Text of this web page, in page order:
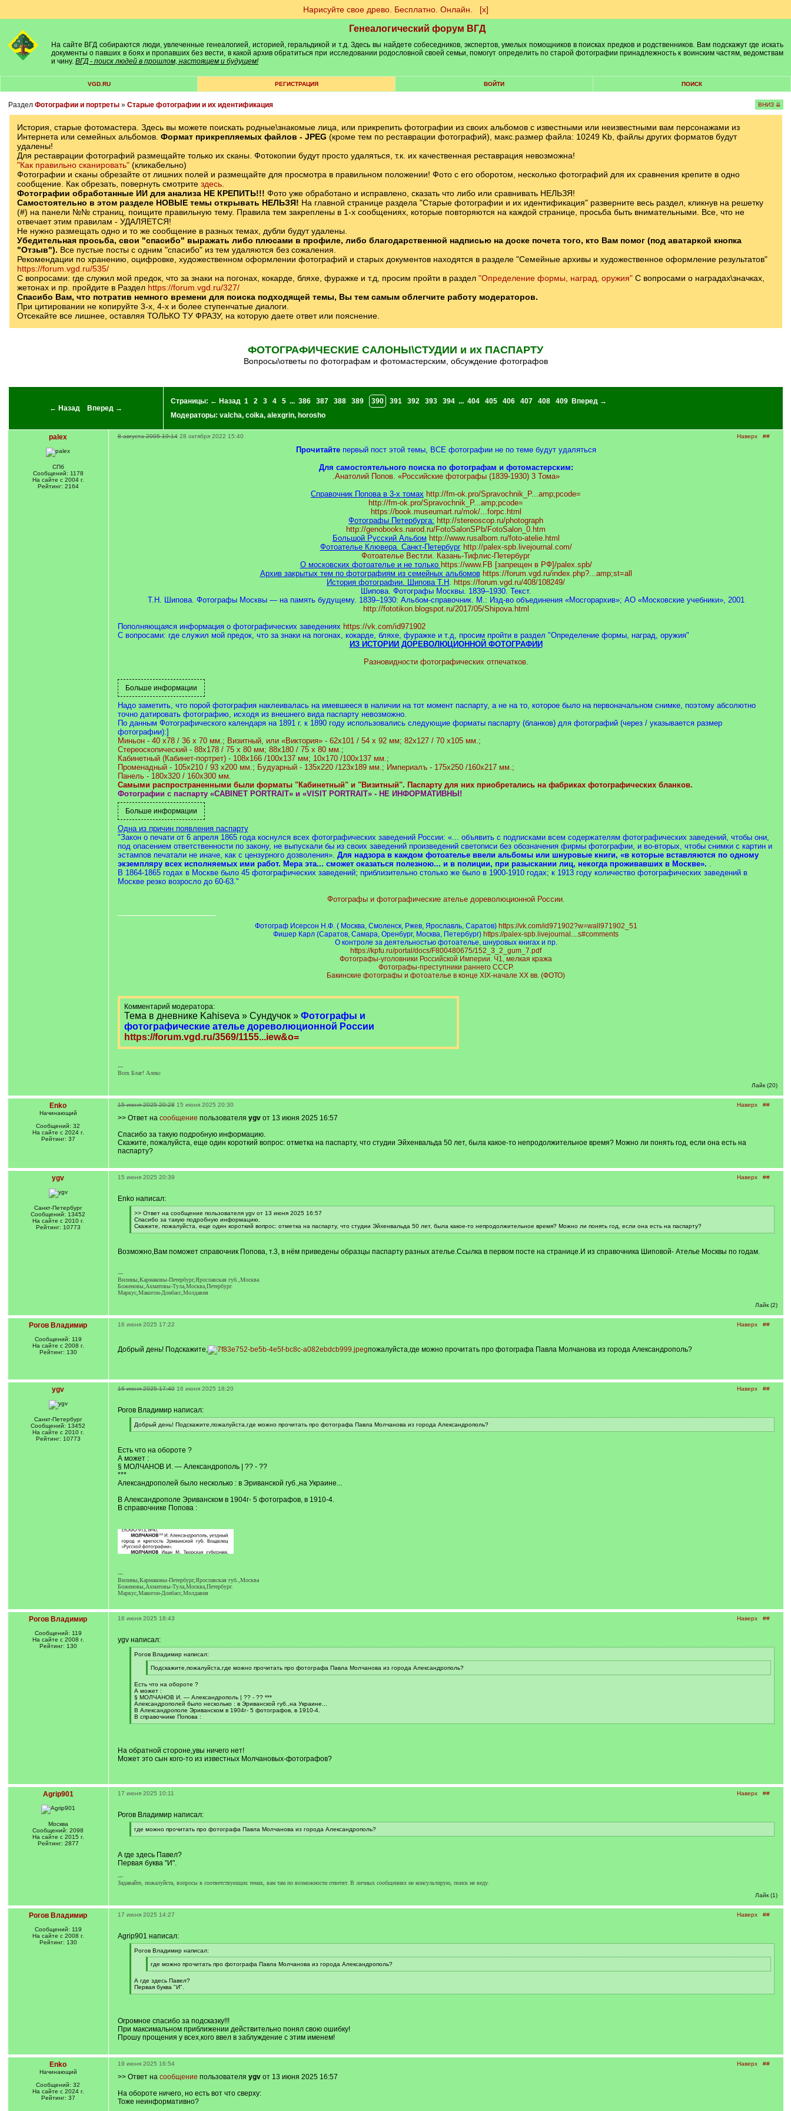
Нарисуйте свое древо. Бесплатно. Онлайн. [х]
Генеалогический форум ВГД
На сайте ВГД собираются люди, увлеченные генеалогией, историей, геральдикой и т.д. Здесь вы найдете собеседников, экспертов, умелых помощников в поисках предков и родственников. Вам подскажут где искать
документы о павших в боях и пропавших без вести, в какой архив обратиться при исследовании родословной своей семьи, помогут определить по старой фотографии принадлежность к воинским частям, ведомствам
и чину. ВГД - поиск людей в прошлом, настоящем и будущем!
VGD.RU РЕГИСТРАЦИЯ ВОЙТИ ПОИСК
Раздел Фотографии и портреты» Старые фотографии и их идентификация ВНИЗ ⇊
История, старые фотомастера. Здесь вы можете поискать родные\знакомые лица, или прикрепить фотографии из своих альбомов с известными или неизвестными вам персонажами из
Интернета или семейных альбомов. Формат прикрепляемых файлов - JPЕG (кроме тем по реставрации фотографий), макс.размер файла: 10249 Kb, файлы других форматов будут
удалены!
Для реставрации фотографий размещайте только их сканы. Фотокопии будут просто удаляться, т.к. их качественная реставрация невозможна!
"Как правильно сканировать"(кликабельно)
Фотографии и сканы обрезайте от лишних полей и размещайте для просмотра в правильном положении! Фото с его оборотом, несколько фотографий для их сравнения крепите в одно
сообщение. Как обрезать, повернуть смотрите здесь.
Фотографии обработанные ИИ для анализа НЕ КРЕПИТЬ!!! Фото уже обработано и исправлено, сказать что либо или сравнивать НЕЛЬЗЯ!
Самостоятельно в этом разделе НОВЫЕ темы открывать НЕЛЬЗЯ! На главной странице раздела "Старые фотографии и их идентификация" разверните весь раздел, кликнув на решетку
(#) на панели №№ страниц, поищите правильную тему. Правила тем закреплены в 1-х сообщениях, которые повторяются на каждой странице, просьба быть внимательными. Все, что не
отвечает этим правилам - УДАЛЯЕТСЯ!
Не нужно размещать одно и то же сообщение в разных темах, дубли будут удалены.
Убедительная просьба, свои "спасибо" выражать либо плюсами в профиле, либо благодарственной надписью на доске почета того, кто Вам помог (под аватаркой кнопка
"Отзыв"). Все пустые посты с одним "спасибо" из тем удаляются без сожаления.
Рекомендации по хранению, оцифровке, художественном оформлении фотографий и старых документов находятся в разделе "Семейные архивы и художественное оформление результатов"
https://forum.vgd.ru/535/
С вопросами: где служил мой предок, что за знаки на погонах, кокарде, бляхе, фуражке и т.д, просим пройти в раздел "Определение формы, наград, оружия"С вопросами о наградах\значках,
жетонах и пр. пройдите в Раздел https://forum.vgd.ru/327/
Спасибо Вам, что потратив немного времени для поиска подходящей темы, Вы тем самым облегчите работу модераторов.
При цитировании не копируйте 3-х, 4-х и более ступенчатые диалоги.
Отсекайте все лишнее, оставляя ТОЛЬКО ТУ ФРАЗУ, на которую даете ответ или пояснение.
ФОТОГРАФИЧЕСКИЕ САЛОНЫ\СТУДИИ и их ПАСПАРТУ
вопросы\ответы по фотографам и фотомастерским, обсуждение фотографов
← Назад Вперед →
Страницы: ← Назад 1 2 3 4 5 ... 386 387 388 389 390 391 392 393 394 ... 404 405 406 407 408 409
Вперед →
Модераторы: valcha, coika, alexgrin, horosho
palex
СПб
Сообщений: 1178
На сайте с 2004 г.
Рейтинг: 2164
Наверх ##
8 августа 2005 19:14 28 октября 2022 15:40
Прочитайте первый пост этой темы, ВСЕ фотографии не по теме будут удаляться
Для самостоятельного поиска по фотографам и фотомастерским:
.Анатолий Попов. «Российские фотографы (1839-1930) 3 Тома»
Справочник Попова в 3-х томах http://fm-ok.pro/Spravochnik_P...amp;pcode=
http://fm-ok.pro/Spravochnik_P...amp;pcode=
https://book.museumart.ru/mok/...forpc.html
Фотографы Петербурга: http://stereoscop.ru/photograph
http://genobooks.narod.ru/FotoSalonSPb/FotoSalon_0.htm
Большой Русский Альбом http://www.rusalbom.ru/foto-atelie.html
Фотоателье Клювера. Санкт-Петербург http://palex-spb.livejournal.com/
Фотоателье Вестли. Казань-Тифлис-Петербург
О московских фотоателье и не только https://www.FB [запрещен в РФ]/palex.spb/
Архив закрытых тем по фотографиям из семейных альбомов https://forum.vgd.ru/index.php?...amp;st=all
История фотографии. Шипова Т.Н. https://forum.vgd.ru/408/108249/
Шипова. Фотографы Москвы. 1839–1930. Текст.
Т.Н. Шипова. Фотографы Москвы — на память будущему. 1839–1930: Альбом-справочник. М.: Изд-во объединения «Мосгорархив»; АО «Московские учебники», 2001
http://fototikon.blogspot.ru/2017/05/Shipova.html
Пополняющаяся информация о фотографических заведениях https://vk.com/id971902
С вопросами: где служил мой предок, что за знаки на погонах, кокарде, бляхе, фуражке и т.д, просим пройти в раздел "Определение формы, наград, оружия"
ИЗ ИСТОРИИ ДОРЕВОЛЮЦИОННОЙ ФОТОГРАФИИ
Разновидности фотографических отпечатков.
Надо заметить, что порой фотография наклеивалась на имевшееся в наличии на тот момент паспарту, а не на то, которое было на первоначальном снимке, поэтому абсолютно
точно датировать фотографию, исходя из внешнего вида паспарту невозможно.
По данным Фотографического календаря на 1891 г. к 1890 году использовались следующие форматы паспарту (бланков) для фотографий (через / указывается размер
фотографии):]
Миньон - 40 х78 / 36 х 70 мм.; Визитный, или «Виктория» - 62х101 / 54 х 92 мм; 82х127 / 70 х105 мм.;
Стереоскопический - 88х178 / 75 х 80 мм; 88х180 / 75 х 80 мм.;
Кабинетный (Кабинет-портрет) - 108х166 /100х137 мм; 10х170 /100х137 мм.;
Променадный - 105х210 / 93 х200 мм.; Будуарный - 135х220 /123х189 мм.; Империалъ - 175х250 /160х217 мм.;
Панель - 180х320 / 160х300 мм.
Самыми распространенными были форматы "Кабинетный" и "Визитный". Паспарту для них приобретались на фабриках фотографических бланков.
Фотографии с паспарту «CABINET PORTRAIT» и «VISIT PORTRAIT» - НЕ ИНФОРМАТИВНЫ!
Одна из причин появления паспарту
"Закон о печати от 6 апреля 1865 года коснулся всех фотографических заведений России: «... объявить с подписками всем содержателям фотографических заведений, чтобы они,
под опасением ответственности по закону, не выпускали бы из своих заведений произведений светописи без обозначения фирмы фотографии, и во-вторых, чтобы снимки с картин и
эстампов печатали не иначе, как с цензурного дозволения». Для надзора в каждом фотоателье ввели альбомы или шнуровые книги, «в которые вставляются по одному
экземпляру всех исполняемых ими работ. Мера эта... сможет оказаться полезною... и в полиции, при разыскании лиц, некогда проживавших в Москве». .
В 1864-1865 годах в Москве было 45 фотографических заведений; приблизительно столько же было в 1900-1910 годах; к 1913 году количество фотографических заведений в
Москве резко возросло до 60-63."
Фотографы и фотографические ателье дореволюционной России.
Фотограф Исерсон Н.Ф. ( Москва, Смоленск, Ржев, Ярославль, Саратов) https://vk.com/id971902?w=wall971902_51
Фишер Карл (Саратов, Самара, Оренбург, Москва, Петербург) https://palex-spb.livejournal....s#comments
О контроле за деятельностью фотоателье, шнуровых книгах и пр.
https://kpfu.ru/portal/docs/F800480675/152_3_2_gum_7.pdf
Фотографы-уголовники Российской Империи. Ч1, мелкая кража
Фотографы-преступники раннего СССР.
Бакинские фотографы и фотоателье в конце XIX-начале XX вв. (ФОТО)
Комментарий модератора:
Тема в дневнике Kahiseva » Сундучок » Фотографы и
фотографические ателье дореволюционной России
https://forum.vgd.ru/3569/1155...iew&o=
---
Всех Благ! Алекс
Лайк (20)
Enko
Начинающий
Сообщений: 32
На сайте с 2024 г.
Рейтинг: 37
Наверх ##
15 июня 2025 20:28 15 июня 2025 20:30
>> Ответ на сообщение пользователя ygvот 13 июня 2025 16:57
Спасибо за такую подробную информацию.
Скажите, пожалуйста, еще один короткий вопрос: отметка на паспарту, что студии Эйхенвальда 50 лет, была какое-то непродолжительное время? Можно ли понять год, если она есть на
паспарту?
ygv
Санкт-Петербург
Сообщений: 13452
На сайте с 2010 г.
Рейтинг: 10773
Наверх ##
15 июня 2025 20:39
Enko написал:
[
q
]
>> Ответ на сообщение пользователя ygv от 13 июня 2025 16:57
Спасибо за такую подробную информацию.
Скажите, пожалуйста, еще один короткий вопрос: отметка на паспарту, что студии Эйхенвальда 50 лет, была какое-то непродолжительное время? Можно ли понять год, если она есть на паспарту?
[
]
Возможно,Вам поможет справочник Попова, т.3, в нём приведены образцы паспарту разных ателье.Ссылка в первом посте на странице.И из справочника Шиповой- Ателье Москвы по годам.
---
Вилины,Кармаковы-Петербург,Ярославская губ.,Москва
Боженовы,Ахматовы-Тула,Москва,Петербург.
Маркус,Макогон-Донбасс,Молдавия
Лайк (2)
Рогов Владимир
Сообщений: 119
На сайте с 2008 г.
Рейтинг: 130
Наверх ##
16 июня 2025 17:22
Добрый день! Подскажите, пожалуйста,где можно прочитать про фотографа Павла Молчанова из города Александрополь?
ygv
Санкт-Петербург
Сообщений: 13452
На сайте с 2010 г.
Рейтинг: 10773
Наверх ##
16 июня 2025 17:40 16 июня 2025 18:20
Рогов Владимир написал:
[
q
Добрый день! Подскажите,пожалуйста,где можно прочитать про фотографа Павла Молчанова из города Александрополь?
[
]
Есть что на обороте ?
А может :
§ МОЛЧАНОВ И. — Александрополь | ?? - ??
***
Александрополей было несколько : в Эриванской губ.,на Украине...
В Александрополе Эриванском в 1904г- 5 фотографов, в 1910-4.
В справочнике Попова :
---
Вилины,Кармаковы-Петербург,Ярославская губ.,Москва
Боженовы,Ахматовы-Тула,Москва,Петербург.
Маркус,Макогон-Донбасс,Молдавия
Рогов Владимир
Сообщений: 119
На сайте с 2008 г.
Рейтинг: 130
Наверх ##
16 июня 2025 18:43
ygv написал:
[Рогов Владимир написал:
[
q
Подскажите,пожалуйста,где можно прочитать про фотографа Павла Молчанова из города Александрополь?
[
q
]
Есть что на обороте ?
А может :
§ МОЛЧАНОВ И. — Александрополь | ?? - ?? ***
Александрополей было несколько : в Эриванской губ.,на Украине...
В Александрополе Эриванском в 1904г- 5 фотографов, в 1910-4.
В справочнике Попова :
[
На обратной стороне,увы ничего нет!
Может это сын кого-то из известных Молчановых-фотографов?
Agrip901
Москва
Сообщений: 2098
На сайте с 2015 г.
Рейтинг: 2877
Наверх ##
17 июня 2025 10:11
Рогов Владимир написал:
[
q
где можно прочитать про фотографа Павла Молчанова из города Александрополь?
[
А где здесь Павел?
Первая буква "И".
---
Задавайте, пожалуйста, вопросы в соответствующих темах, вам там по возможности ответят. В личных сообщениях не консультирую, поиск не веду.
Лайк (1)
Рогов Владимир
Сообщений: 119
На сайте с 2008 г.
Рейтинг: 130
Наверх ##
17 июня 2025 14:27
Agrip901 написал:
[Рогов Владимир написал:
[
q
где можно прочитать про фотографа Павла Молчанова из города Александрополь?
[
q
]
А где здесь Павел?
Первая буква "И".
[
Огромное спасибо за подсказку!!!
При максимальном приближении действительно понял свою ошибку!
Прошу прощения у всех,кого ввел в заблуждение с этим именем!
Enko
Начинающий
Сообщений: 32
На сайте с 2024 г.
Рейтинг: 37
Наверх ##
19 июня 2025 16:54
>> Ответ на сообщение пользователя ygvот 13 июня 2025 16:57
На обороте ничего, но есть вот что сверху:
Тоже неинформативно?